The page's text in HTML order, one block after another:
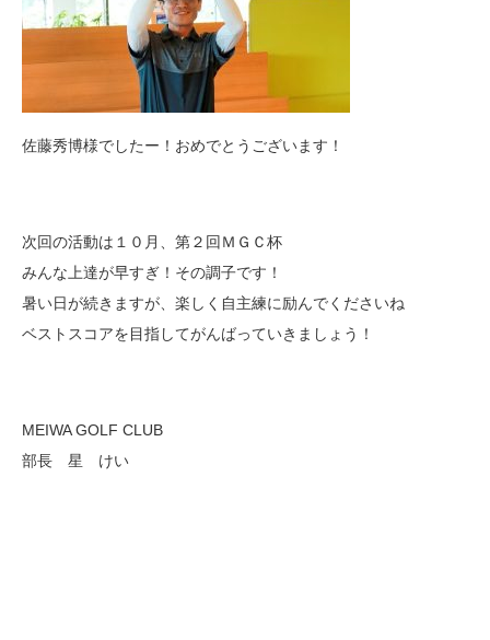
佐藤秀博様でしたー！おめでとうございます！
次回の活動は１０月、第２回ＭＧＣ杯
みんな上達が早すぎ！その調子です！
暑い日が続きますが、楽しく自主練に励んでくださいね
ベストスコアを目指してがんばっていきましょう！
MEIWA GOLF CLUB
部長 星 けい